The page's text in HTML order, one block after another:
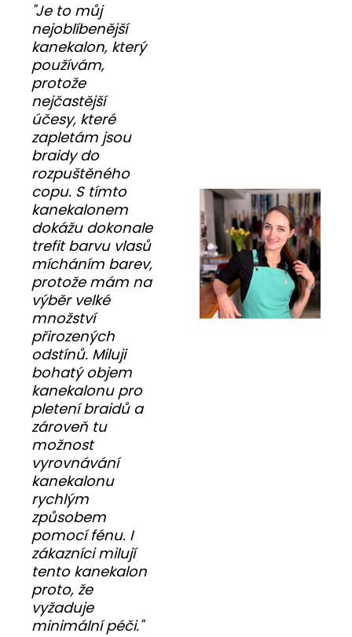
"Je to můj
nejoblíbenější
kanekalon, který
používám,
protože
nejčastější
účesy, které
zapletám jsou
braidy do
rozpuštěného
copu. S tímto
kanekalonem
dokážu dokonale
trefit barvu vlasů
mícháním barev,
protože mám na
výběr velké
množství
přirozených
odstínů. Miluji
bohatý objem
kanekalonu pro
pletení braidů a
zároveň tu
možnost
vyrovnávání
kanekalonu
rychlým
způsobem
pomocí fénu. I
zákazníci milují
tento kanekalon
proto, že
vyžaduje
minimální péči."